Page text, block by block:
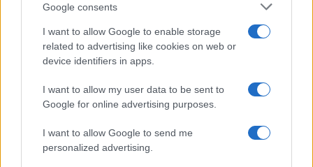
Google consents
I want to allow Google to enable storage
related to advertising like cookies on web or
device identifiers in apps.
I want to allow my user data to be sent to
Google for online advertising purposes.
I want to allow Google to send me
personalized advertising.